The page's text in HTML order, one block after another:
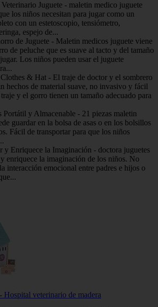
Juguete - maletin medico juguete
los niños necesitan para jugar como un
con un estetoscopio, tensiómetro,
espejo de...
de Juguete - Maletin medicos juguete viene
de peluche que es suave al tacto y del tamaño
Los niños pueden usar el juguete
& Hat - El traje de doctor y el sombrero
hechos de material suave, no invasivo y fácil
y el gorro tienen un tamaño adecuado para
Portátil y Almacenable - 21 piezas maletin
guardar en la bolsa de asas o en los bolsillos
Fácil de transportar para que los niños
y Enriquece la Imaginación - doctora juguetes
enriquece la imaginación de los niños. No
interacción emocional entre padres e hijos o
veterinario de madera